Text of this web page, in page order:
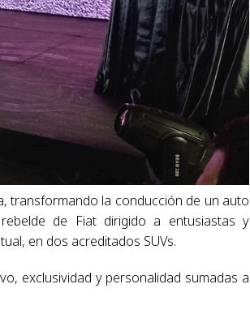
transformando la conducción de un auto
de Fiat dirigido a entusiastas y
en dos acreditados SUVs.
exclusividad y personalidad sumadas a